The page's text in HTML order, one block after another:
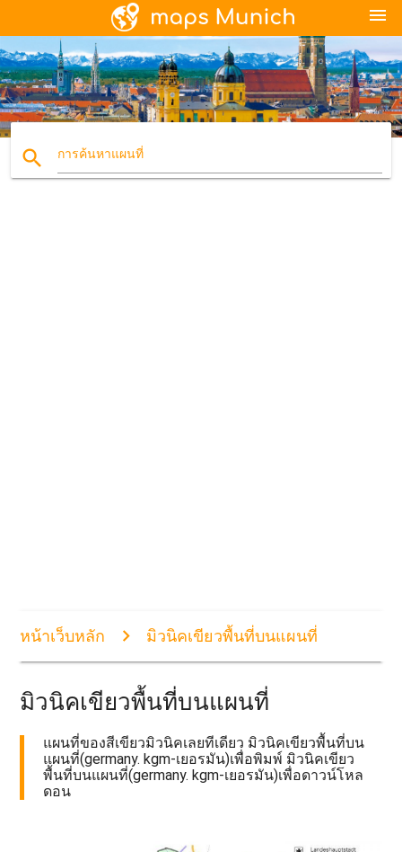
menu
search การค้นหาแผนที่
หน้าเว็บหลัก มิวนิคเขียวพื้นที่บนแผนที่
มิวนิคเขียวพื้นที่บนแผนที่
แผนที่ของสีเขียวมิวนิคเลยทีเดียว มิวนิคเขียวพื้นที่บน
แผนที่(germany. kgm-เยอรมัน)เพื่อพิมพ์ มิวนิคเขียว
พื้นที่บนแผนที่(germany. kgm-เยอรมัน)เพื่อดาวน์โหล
ดอน